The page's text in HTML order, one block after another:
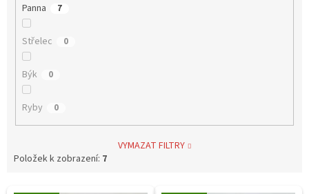
Panna 7
Střelec 0
Býk 0
Ryby 0
VYMAZAT FILTRY
Položek k zobrazení: 7